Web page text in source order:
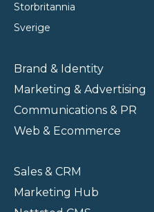
Storbritannia
Sverige
Brand & Identity
Marketing & Advertising
Communications & PR
Web & Ecommerce
Sales & CRM
Marketing Hub